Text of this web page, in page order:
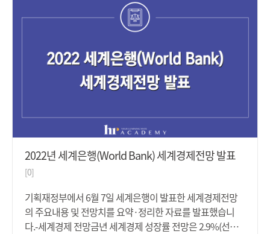
습니다.이번 집체교육은 안전보건관리체계 구축 등 경영책
임자가 자신의 구체적인 역할을 이해하고 실제 적용할 수 있
도록 아래의 내용들로 구성됐습니다.'안전문화'이해와 '안전
문화'정착을 위한 경영책임자 리더십기업별 안전보건관리체
계 구축 및 경영책임자의 구체적 역할 논의, 전문가 컨설팅
(소규모 분반 운영)사망사고 예방을 위한 중대재해처벌법상
경영책임자의 안전 및 보건 확보의무의 구체적 실행방안산
하기 위하여 반드시 현장에서 준수되어야 하는 안전·보건조
치고용노동부 장관은 6월 10일 경영책임자 교육에서 "이번
안전보건교육에 참석한 기업의 경영책임자는 더욱 큰 사회
적 책임을 가지고 중대산업재해가 다시는 발생하지 않도록
각고의 노력을 기울여야 할 것"이라고 강조했고, "중대재해
처벌법의 핵심은 경영책임자가 모든 일하는 사람을 산업재
해로부터 보호하기 위한 진심 어린 관심에 있다"며 "기업의
조직문화를 바꾸는데 경영책임자가 솔선수범해줄 것"을 당
2022년 세계은행(World Bank) 세계경제전망 발표
[0]
기획재정부에서 6월 7일 세계은행이 발표한 세계경제전망
의 주요내용 및 전망치를 요약·정리한 자료를 발표했습니
다.-세계경제 전망금년 세계경제 성장률 전망은 2.9%(선진